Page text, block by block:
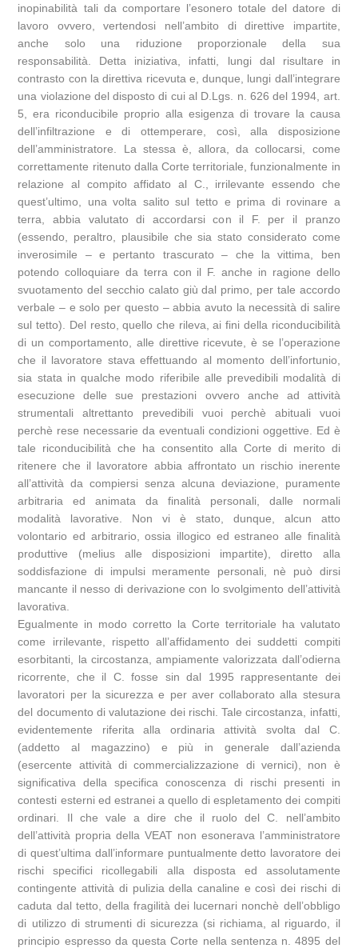
inopinabilità tali da comportare l’esonero totale del datore di
lavoro ovvero, vertendosi nell’ambito di direttive impartite,
anche solo una riduzione proporzionale della sua
responsabilità. Detta iniziativa, infatti, lungi dal risultare in
contrasto con la direttiva ricevuta e, dunque, lungi dall’integrare
una violazione del disposto di cui al D.Lgs. n. 626 del 1994, art.
5, era riconducibile proprio alla esigenza di trovare la causa
dell’infiltrazione e di ottemperare, così, alla disposizione
dell’amministratore. La stessa è, allora, da collocarsi, come
correttamente ritenuto dalla Corte territoriale, funzionalmente in
relazione al compito affidato al C., irrilevante essendo che
quest’ultimo, una volta salito sul tetto e prima di rovinare a
terra, abbia valutato di accordarsi con il F. per il pranzo
(essendo, peraltro, plausibile che sia stato considerato come
inverosimile – e pertanto trascurato – che la vittima, ben
potendo colloquiare da terra con il F. anche in ragione dello
svuotamento del secchio calato giù dal primo, per tale accordo
verbale – e solo per questo – abbia avuto la necessità di salire
sul tetto). Del resto, quello che rileva, ai fini della riconducibilità
di un comportamento, alle direttive ricevute, è se l’operazione
che il lavoratore stava effettuando al momento dell’infortunio,
sia stata in qualche modo riferibile alle prevedibili modalità di
esecuzione delle sue prestazioni ovvero anche ad attività
strumentali altrettanto prevedibili vuoi perchè abituali vuoi
perchè rese necessarie da eventuali condizioni oggettive. Ed è
tale riconducibilità che ha consentito alla Corte di merito di
ritenere che il lavoratore abbia affrontato un rischio inerente
all’attività da compiersi senza alcuna deviazione, puramente
arbitraria ed animata da finalità personali, dalle normali
modalità lavorative. Non vi è stato, dunque, alcun atto
volontario ed arbitrario, ossia illogico ed estraneo alle finalità
produttive (melius alle disposizioni impartite), diretto alla
soddisfazione di impulsi meramente personali, nè può dirsi
mancante il nesso di derivazione con lo svolgimento dell’attività
lavorativa.
Egualmente in modo corretto la Corte territoriale ha valutato
come irrilevante, rispetto all’affidamento dei suddetti compiti
esorbitanti, la circostanza, ampiamente valorizzata dall’odierna
ricorrente, che il C. fosse sin dal 1995 rappresentante dei
lavoratori per la sicurezza e per aver collaborato alla stesura
del documento di valutazione dei rischi. Tale circostanza, infatti,
evidentemente riferita alla ordinaria attività svolta dal C.
(addetto al magazzino) e più in generale dall’azienda
(esercente attività di commercializzazione di vernici), non è
significativa della specifica conoscenza di rischi presenti in
contesti esterni ed estranei a quello di espletamento dei compiti
ordinari. Il che vale a dire che il ruolo del C. nell’ambito
dell’attività propria della VEAT non esonerava l’amministratore
di quest’ultima dall’informare puntualmente detto lavoratore dei
rischi specifici ricollegabili alla disposta ed assolutamente
contingente attività di pulizia della canaline e così dei rischi di
caduta dal tetto, della fragilità dei lucernari nonchè dell’obbligo
di utilizzo di strumenti di sicurezza (si richiama, al riguardo, il
principio espresso da questa Corte nella sentenza n. 4895 del